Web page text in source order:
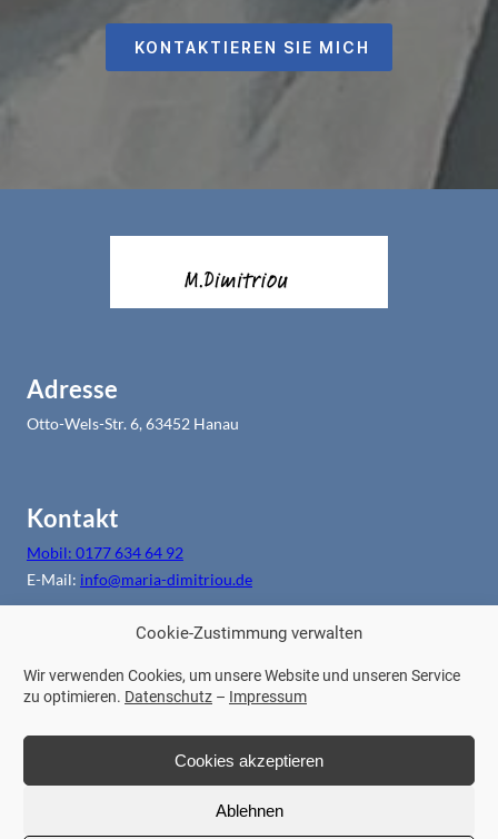
Cookie-Zustimmung verwalten
Wir verwenden Cookies, um unsere Website und unseren Service
zu optimieren. Datenschutz – Impressum
Cookies akzeptieren
Ablehnen
KONTAKTIEREN SIE MICH
Adresse
Otto-Wels-Str. 6, 63452 Hanau
Kontakt
Mobil: 0177 634 64 92
E-Mail: info@maria-dimitriou.de
Weitere Links
Impressum
Datenschutz
© 2025 M. Dimitriou